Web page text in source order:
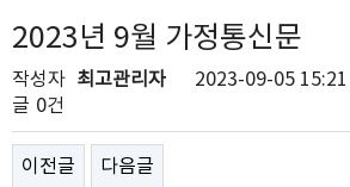
2023년 9월 가정통신문
작성자 최고관리자 2023-09-05 15:21
글 0건
이전글 다음글